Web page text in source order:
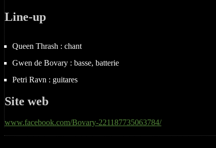
Line-up
Queen Thrash : chant
Gwen de Bovary : basse, batterie
Petri Ravn : guitares
Site web
www.facebook.com/Bovary-221187735063784/